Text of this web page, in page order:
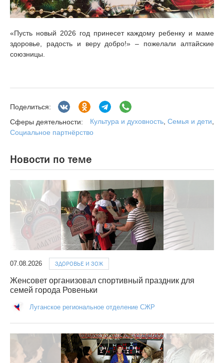
«Пусть новый 2026 год принесет каждому ребенку и маме
здоровье, радость и веру добро!» – пожелали алтайские
союзницы.
Поделиться:
Сферы деятельности:
Культура и духовность, Семья и дети,
Социальное партнёрство
Новости по теме
07.08.2026 ЗДОРОВЬЕ И ЗОЖ
Женсовет организовал спортивный праздник для
семей города Ровеньки
Луганское региональное отделение СЖР